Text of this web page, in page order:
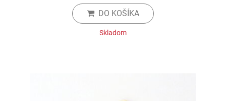
DO KOŠÍKA
Skladom